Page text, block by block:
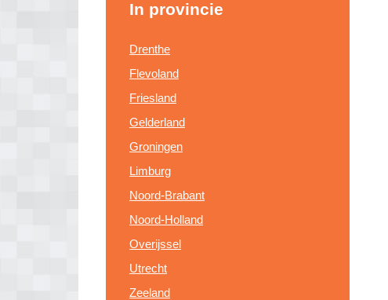
In provincie
Drenthe
Flevoland
Friesland
Gelderland
Groningen
Limburg
Noord-Brabant
Noord-Holland
Overijssel
Utrecht
Zeeland